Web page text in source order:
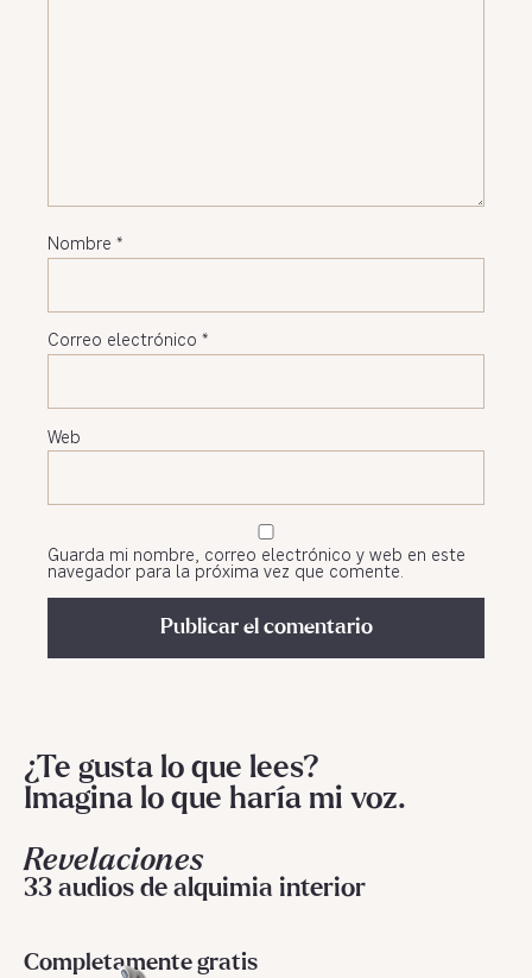
Nombre *
Correo electrónico *
Web
Guarda mi nombre, correo electrónico y web en este
navegador para la próxima vez que comente.
¿Te gusta lo que lees?
Imagina lo que haría mi voz.
Revelaciones
33 audios de alquimia interior
Completamente gratis